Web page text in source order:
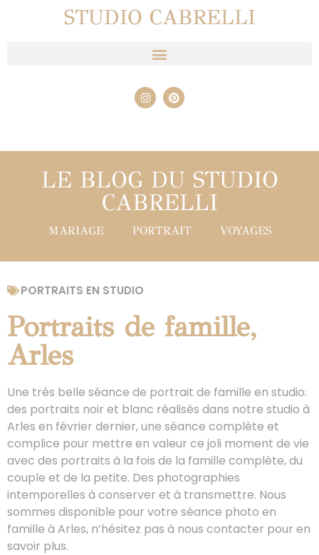
STUDIO CABRELLI
LE BLOG DU STUDIO
CABRELLI
MARIAGE PORTRAIT VOYAGES
PORTRAITS EN STUDIO
Portraits de famille,
Arles
Une très belle séance de portrait de famille en studio:
des portraits noir et blanc réalisés dans notre studio à
Arles en février dernier, une séance complète et
complice pour mettre en valeur ce joli moment de vie
avec des portraits à la fois de la famille complète, du
couple et de la petite. Des photographies
intemporelles à conserver et à transmettre. Nous
sommes disponible pour votre séance photo en
famille à Arles, n’hésitez pas à nous contacter pour en
savoir plus.